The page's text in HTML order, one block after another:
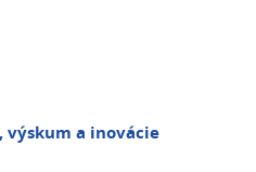
a inovácie